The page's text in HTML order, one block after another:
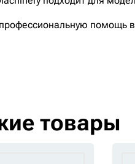
помощь
товары